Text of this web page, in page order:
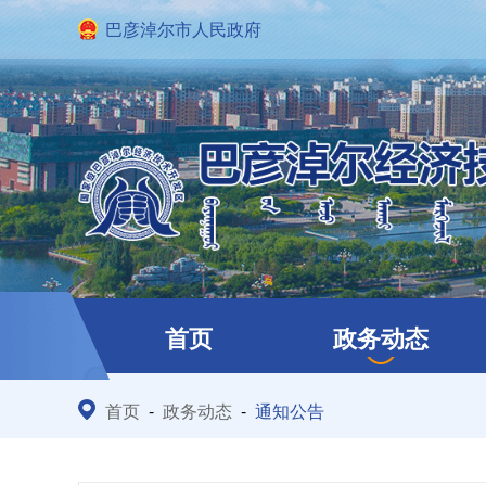
巴彦淖尔市人民政府
首页 政务动态
首页 - 政务动态 - 通知公告